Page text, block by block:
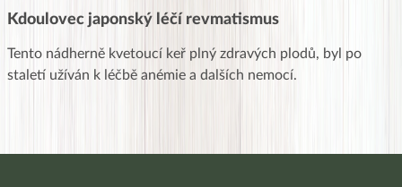
Kdoulovec japonský léčí revmatismus
Tento nádherně kvetoucí keř plný zdravých plodů, byl po
staletí užíván k léčbě anémie a dalších nemocí.